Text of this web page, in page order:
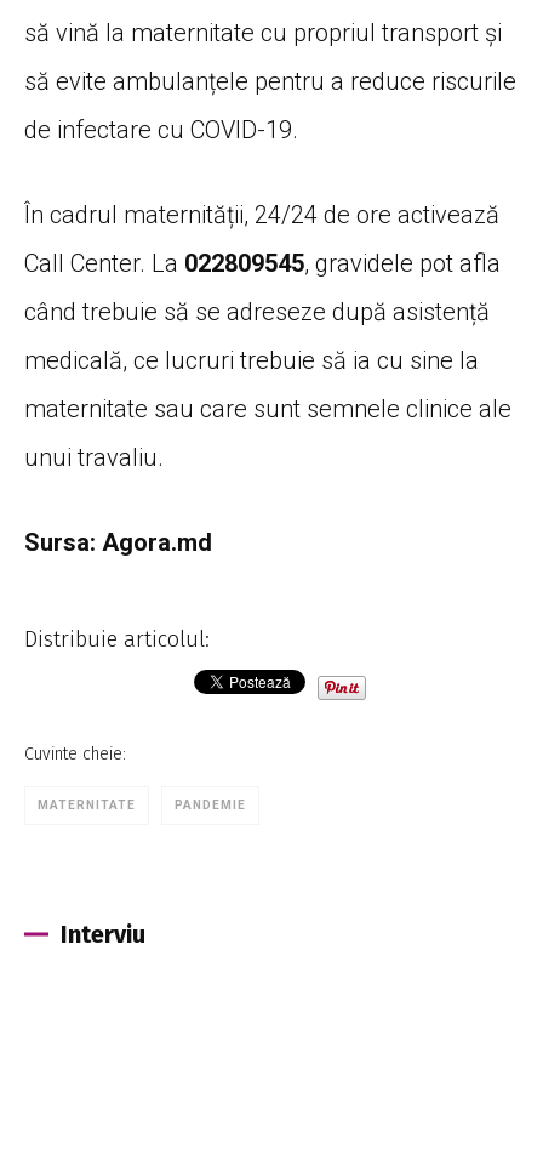
să vină la maternitate cu propriul transport și
să evite ambulanțele pentru a reduce riscurile
de infectare cu COVID-19.
În cadrul maternității, 24/24 de ore activează
Call Center. La 022809545, gravidele pot afla
când trebuie să se adreseze după asistență
medicală, ce lucruri trebuie să ia cu sine la
maternitate sau care sunt semnele clinice ale
unui travaliu.
Sursa: Agora.md
Distribuie articolul:
Cuvinte cheie:
MATERNITATE PANDEMIE
Interviu